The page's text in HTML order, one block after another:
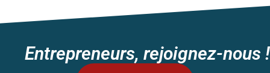
Entrepreneurs, rejoignez-nous !